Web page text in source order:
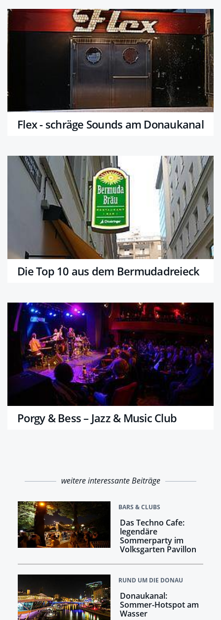
Flex - schräge Sounds am Donaukanal
Die Top 10 aus dem Bermudadreieck
Porgy & Bess – Jazz & Music Club
weitere interessante Beiträge
BARS & CLUBS
Das Techno Cafe:
legendäre
Sommerparty im
Volksgarten Pavillon
RUND UM DIE DONAU
Donaukanal:
Sommer-Hotspot am
Wasser